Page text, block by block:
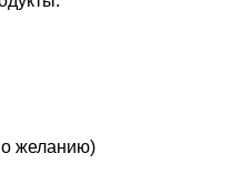
желанию)